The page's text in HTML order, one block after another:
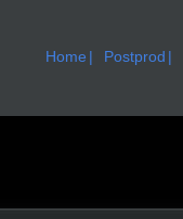
Home Postprod